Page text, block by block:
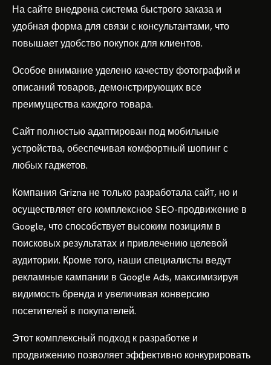
На сайте внедрена система быстрого заказа и
удобная форма для связи с консультантами, что
повышает удобство покупок для клиентов.
Особое внимание уделено качеству фотографий и
описаний товаров, демонстрирующих все
преимущества каждого товара.
Сайт полностью адаптирован под мобильные
устройства, обеспечивая комфортный шопинг с
любых гаджетов.
Компания Grizna не только разработала сайт, но и
осуществляет его комплексное SEO-продвижение в
Google, что способствует высоким позициям в
поисковых результатах и привлечению целевой
аудитории. Кроме того, наши специалисты ведут
рекламные кампании в Google Ads, максимизируя
видимость бренда и увеличивая конверсию
посетителей в покупателей.
Этот комплексный подход к разработке и
продвижению позволяет эффективно конкурировать